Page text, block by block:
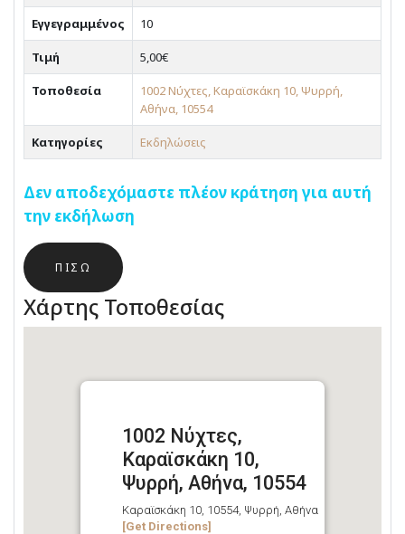
Εγγεγραμμένος 10
Τιμή 5,00€
Τοποθεσία
1002 Νύχτες, Καραϊσκάκη 10, Ψυρρή,
Αθήνα, 10554
Κατηγορίες Εκδηλώσεις
Δεν αποδεχόμαστε πλέον κράτηση για αυτή
την εκδήλωση
ΠΊΣΩ
Χάρτης Τοποθεσίας
1002 Νύχτες,
Καραϊσκάκη 10,
Ψυρρή, Αθήνα, 10554
Καραϊσκάκη 10, 10554, Ψυρρή, Αθήνα
[Get Directions]